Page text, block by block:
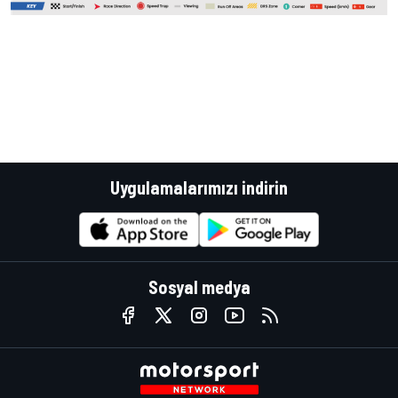
Uygulamalarımızı indirin
Sosyal medya